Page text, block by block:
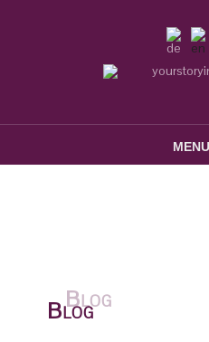
MENU
Blog